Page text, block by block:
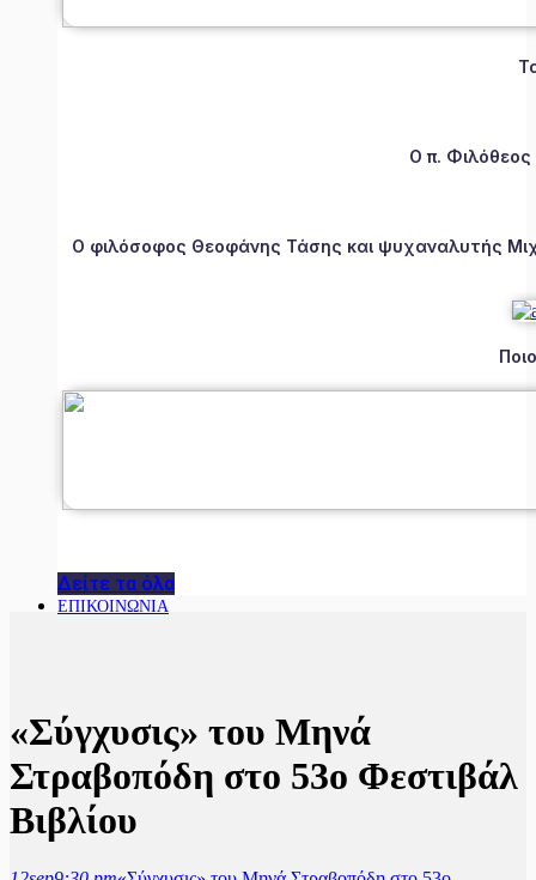
Ο π.
Ο φιλόσοφος Θεοφάνης Τάσης και ψυχαναλυτής
Δείτε τα όλα
ΕΠΙΚΟΙΝΩΝΙΑ
«Σύγχυσις» του Μηνά
Στραβοπόδη στο 53ο Φεστιβάλ
Βιβλίου